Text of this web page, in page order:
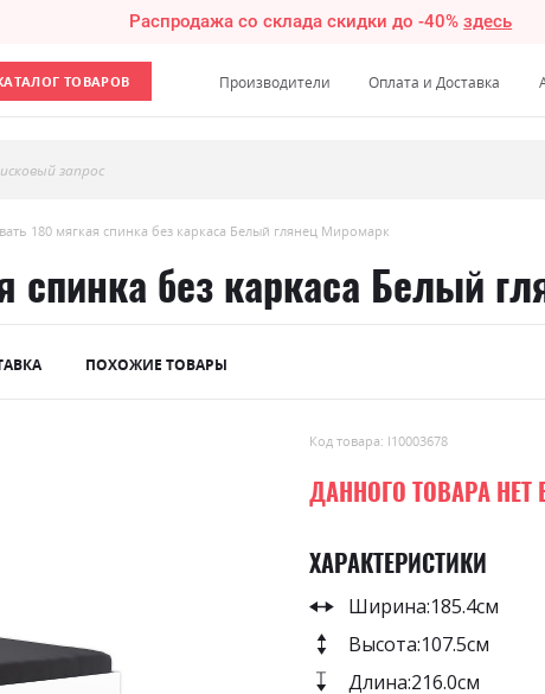
Распродажа со склада скидки до -40%здесь
ТОВАРОВ Производители Оплата и Доставка
запрос
180 мягкая спинка без каркаса Белый глянец Миромарк
спинка без каркаса Белый
ПОХОЖИЕ ТОВАРЫ
Код товара: l10003678
ДАННОГО ТОВАРА НЕТ
ХАРАКТЕРИСТИКИ
Ширина:185.4см
Высота:107.5см
Длина:216.0см